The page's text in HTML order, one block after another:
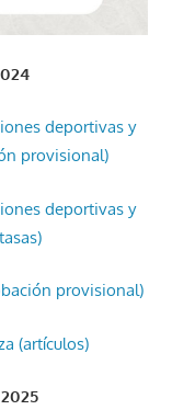
deportivas y
provisional)
deportivas y
provisional)
(artículos)